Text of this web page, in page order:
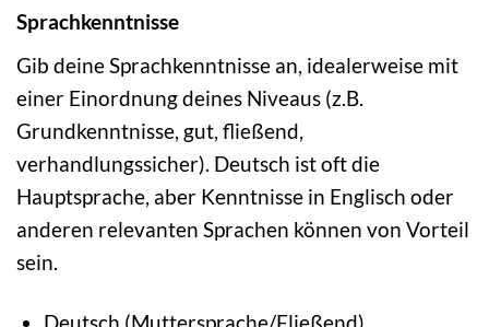
Sprachkenntnisse
Gib deine Sprachkenntnisse an, idealerweise mit
einer Einordnung deines Niveaus (z.B.
Grundkenntnisse, gut, fließend,
verhandlungssicher). Deutsch ist oft die
Hauptsprache, aber Kenntnisse in Englisch oder
anderen relevanten Sprachen können von Vorteil
sein.